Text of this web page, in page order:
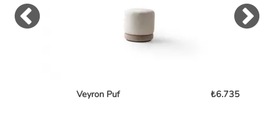
Veyron Puf ₺6.735